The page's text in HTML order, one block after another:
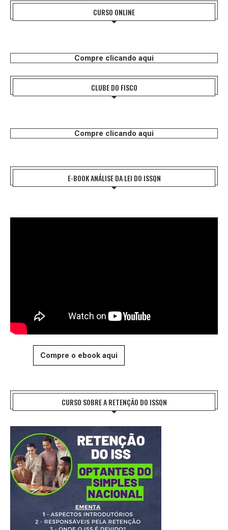
CURSO ONLINE
Compre clicando aqui
CLUBE DO FISCO
Compre clicando aqui
E-BOOK ANÁLISE DA LEI DO ISSQN
Compre o ebook aqui
CURSO SOBRE A RETENÇÃO DO ISSQN